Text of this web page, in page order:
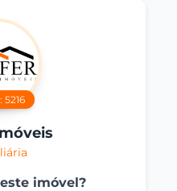
5216
imóvel?